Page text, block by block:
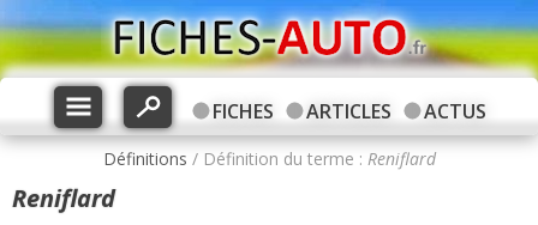
FICHES ARTICLES ACTUS
Définitions / Définition du terme : Reniflard
Reniflard